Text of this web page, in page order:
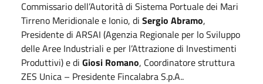
Commissario dell’Autorità di Sistema Portuale dei Mari
Tirreno Meridionale e Ionio, di Sergio Abramo,
Presidente di ARSAI (Agenzia Regionale per lo Sviluppo
delle Aree Industriali e per l’Attrazione di Investimenti
Produttivi) e di Giosi Romano, Coordinatore struttura
ZES Unica – Presidente Fincalabra S.p.A..